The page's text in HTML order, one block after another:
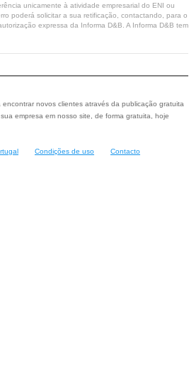
unicamente à atividade empresarial do ENI ou
poderá solicitar a sua retificação, contactando, para o
expressa da Informa D&B. A Informa D&B tem
novos clientes através da publicação gratuita
empresa em nosso site, de forma gratuita, hoje
Condições de uso Contacto